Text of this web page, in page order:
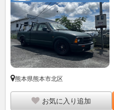
熊本県熊本市北区
お気に入り追加